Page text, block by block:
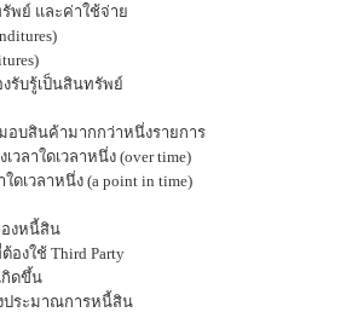
พย์ และค่าใช้จ่าย
รับรู้เป็นสินทรัพย์
บสินค้ามากกว่าหนึ่งรายการ
ลาใดเวลาหนึ่ง (over time)
เวลาหนึ่ง (a point in time)
งหนี้สิน
งใช้ Third Party
ดขึ้น
ระมาณการหนี้สิน